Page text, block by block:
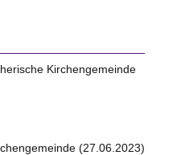
Kirchengemeinde
(27.06.2023)